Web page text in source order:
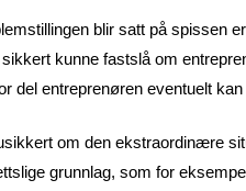
blir satt på spissen
kunne fastslå om
del entreprenøren eventuelt
om den ekstraordinære
grunnlag, som for